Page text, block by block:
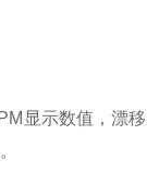
显示数值，漂